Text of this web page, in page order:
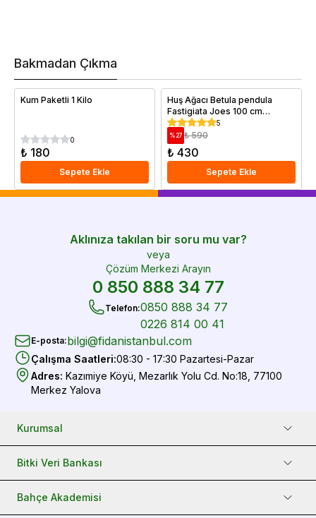
Bakmadan Çıkma
Kum Paketli 1 Kilo
0
₺ 180
Sepete Ekle
Huş Ağacı Betula pendula
Fastigiata Joes 100 cm
Saksıda
5
%27 ₺ 590
₺ 430
Sepete Ekle
Aklınıza takılan bir soru mu var?
veya
Çözüm Merkezi Arayın
0 850 888 34 77
Telefon:0850 888 34 77
0226 814 00 41
E-posta:bilgi@fidanistanbul.com
Çalışma Saatleri:08:30 - 17:30 Pazartesi-Pazar
Adres: Kazımiye Köyü, Mezarlık Yolu Cd. No:18, 77100
Merkez Yalova
Kurumsal
Bitki Veri Bankası
Bahçe Akademisi